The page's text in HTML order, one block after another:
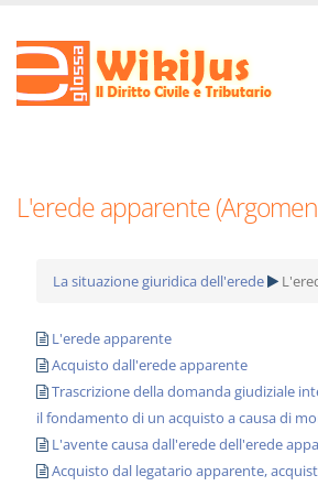
L'erede apparente
La situazione giuridica dell'erede
L'erede apparente
Acquisto dall'erede apparente
Trascrizione della domanda giudiziale
il fondamento di un acquisto a causa di
L'avente causa dall'erede dell'erede
Acquisto dal legatario apparente,